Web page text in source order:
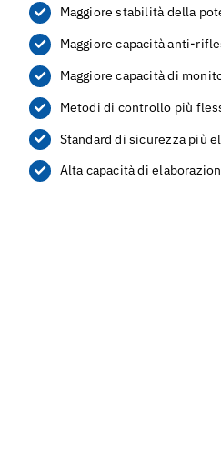
Maggiore stabilità della
Maggiore capacità anti-
Maggiore capacità di
Metodi di controllo più
Standard di sicurezza più
Alta capacità di